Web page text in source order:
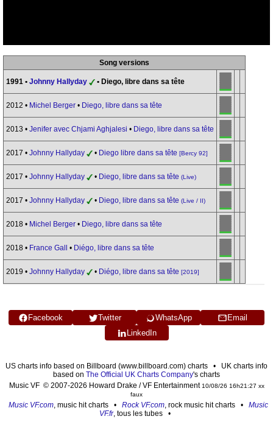
Song versions
1991 • Johnny Hallyday • Diego, libre dans sa tête
2012 • Michel Berger • Diego, libre dans sa tête
2013 • Jenifer avec Chjami Aghjalesi • Diego, libre dans sa tête
2017 • Johnny Hallyday • Diego libre dans sa tête [Bercy 92]
2017 • Johnny Hallyday • Diego, libre dans sa tête (Live)
2017 • Johnny Hallyday • Diego, libre dans sa tête (Live / II)
2018 • Michel Berger • Diego, libre dans sa tête
2018 • France Gall • Diégo, libre dans sa tête
2019 • Johnny Hallyday • Diégo, libre dans sa tête [2019]
Facebook Twitter WhatsApp
Email
LinkedIn
US charts info based on Billboard (www.billboard.com) charts • UK charts info
based on The Official UK Charts Company's charts
Music VF © 2007-2026 Howard Drake / VF Entertainment 10/08/26 16h21:27 xx
faux
Music VF.com, music hit charts • Rock VF.com, rock music hit charts • Music
VF.fr, tous les tubes •